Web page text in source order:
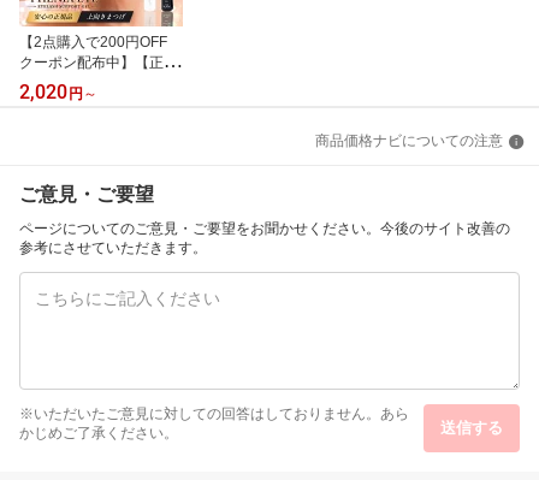
【2点購入で200円OFF
クーポン配布中】【正規
品/安心 追跡可能メール
便/ランキング入賞】フェ
日本製 まつ毛 エクステ
まつ育 コーティング ア
イラッシュ サポートジェ
美容 液 まつげ PHENIX
2,020 円 ～
商品価格ナビについての注意
ご意見・ご要望
ページについてのご意見・ご要望をお聞かせください。今後のサイト改善の
参考にさせていただきます。
※いただいたご意見に対しての回答はしておりません。あら
かじめご了承ください。
送信する